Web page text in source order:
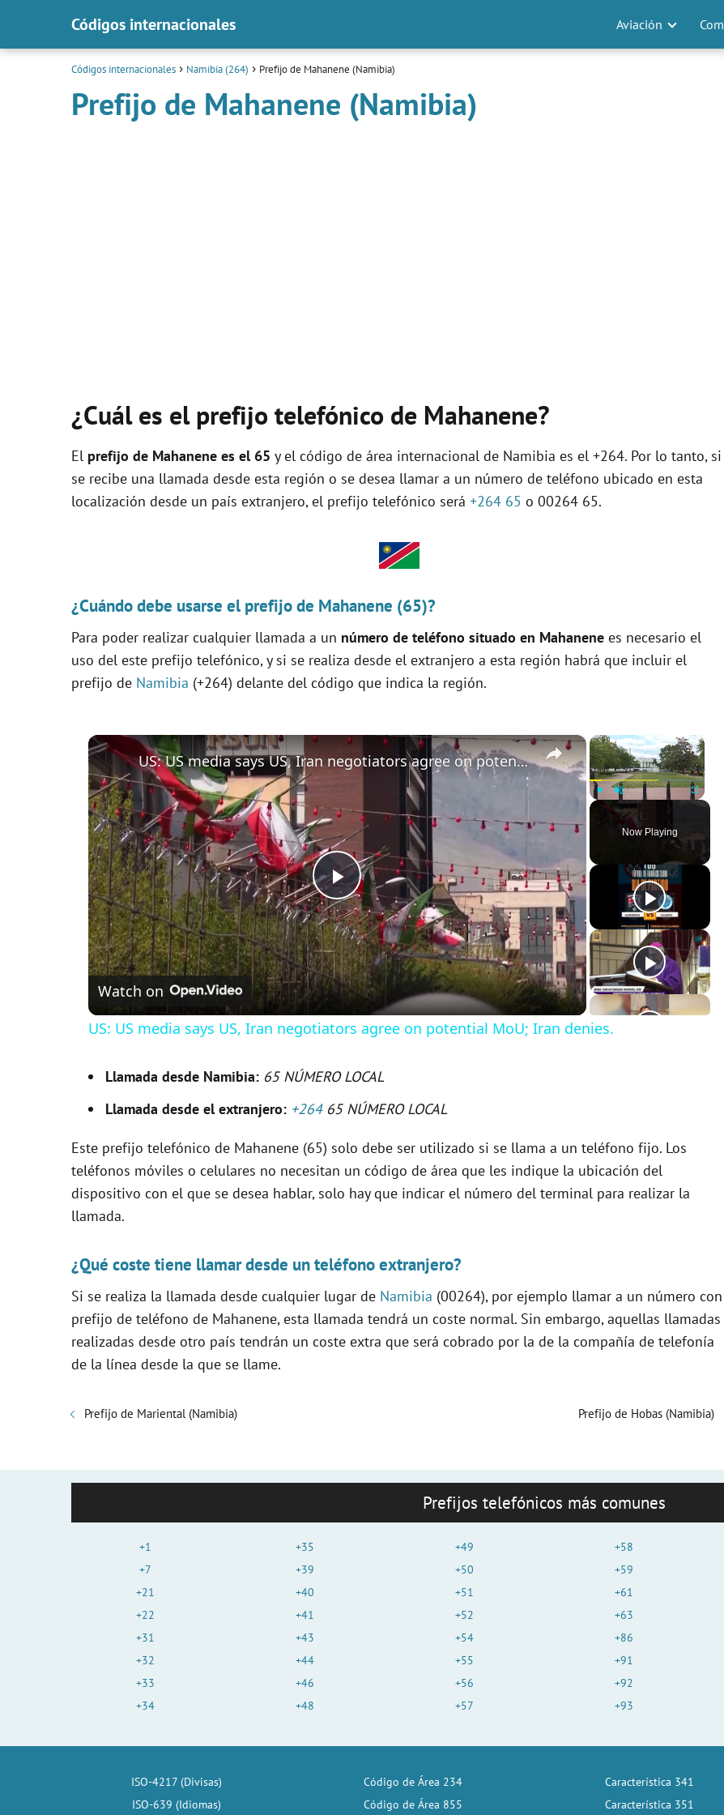
Códigos internacionales Aviación
Códigos internacionales Namibia (264) Prefijo de Mahanene (Namibia)
Prefijo de Mahanene (Namibia)
¿Cuál es el prefijo telefónico de Mahanene?
El prefijo de Mahanene es el 65 y el código de área internacional de Namibia es el +264. Por lo tanto, si
se recibe una llamada desde esta región o se desea llamar a un número de teléfono ubicado en esta
localización desde un país extranjero, el prefijo telefónico será +264 65 o 00264 65.
¿Cuándo debe usarse el prefijo de Mahanene (65)?
Para poder realizar cualquier llamada a un número de teléfono situado en Mahanene es necesario el
uso del este prefijo telefónico, y si se realiza desde el extranjero a esta región habrá que incluir el
prefijo de Namibia (+264) delante del código que indica la región.
×
Play Unmute Fullscreen
Now Playing
×
P
l
a
i
d
o
US: US media says US, Iran negotiators agree on potential MoU; Iran denies.
Watch on
US: US media says US, Iran negotiators agree on potential MoU; Iran denies.
Llamada desde Namibia: 65 NÚMERO LOCAL
Llamada desde el extranjero: +26465 NÚMERO LOCAL
Este prefijo telefónico de Mahanene (65) solo debe ser utilizado si se llama a un teléfono fijo. Los
teléfonos móviles o celulares no necesitan un código de área que les indique la ubicación del
dispositivo con el que se desea hablar, solo hay que indicar el número del terminal para realizar la
llamada.
¿Qué coste tiene llamar desde un teléfono extranjero?
Si se realiza la llamada desde cualquier lugar de Namibia (00264), por ejemplo llamar a un número con
prefijo de teléfono de Mahanene, esta llamada tendrá un coste normal. Sin embargo, aquellas llamadas
realizadas desde otro país tendrán un coste extra que será cobrado por la de la compañía de telefonía
de la línea desde la que se llame.
Prefijo de Mariental (Namibia) Prefijo de Hobas (Namibia)
Prefijos telefónicos más comunes
+1
+7
+21
+22
+31
+32
+33
+34
+35
+39
+40
+41
+43
+44
+46
+48
+49
+50
+51
+52
+54
+55
+56
+57
+58
+59
+61
+63
+86
+91
+92
+93
ISO-4217 (Divisas)
ISO-639 (Idiomas)
Código de Área 234
Código de Área 855
Característica 341
Característica 351